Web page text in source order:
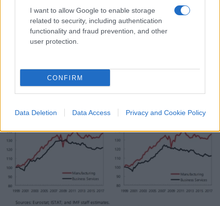
I want to allow Google to enable storage
related to security, including authentication
functionality and fraud prevention, and other
user protection.
CONFIRM
Data Deletion Data Access Privacy and Cookie Policy